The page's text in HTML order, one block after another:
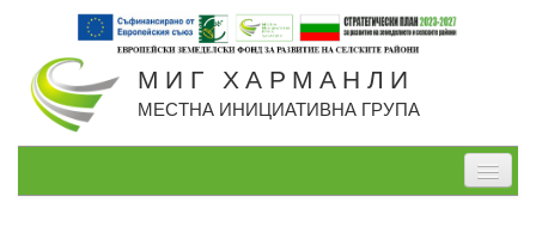
МИГ ХАРМАНЛИ
МЕСТНА ИНИЦИАТИВНА ГРУПА